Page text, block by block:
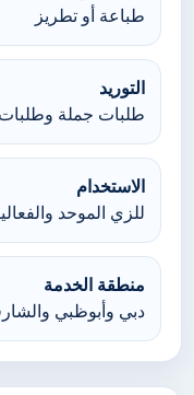
طباعة أو تطريز
التوريد
طلبات جملة
الاستخدام
للزي الموحد
منطقة الخدمة
دبي وأبوظبي